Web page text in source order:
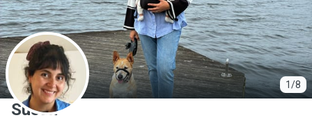
1/8
S
Susan